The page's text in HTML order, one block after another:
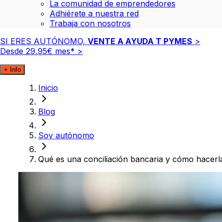
La comunidad de emprendedores
Adhiérete a nuestra red
Trabaja con nosotros
SI ERES AUTÓNOMO, VENTE A AYUDA T PYMES >
Desde 29,95€ mes* >
+ Info
Inicio
Blog
Soy autónomo
Qué es una conciliación bancaria y cómo